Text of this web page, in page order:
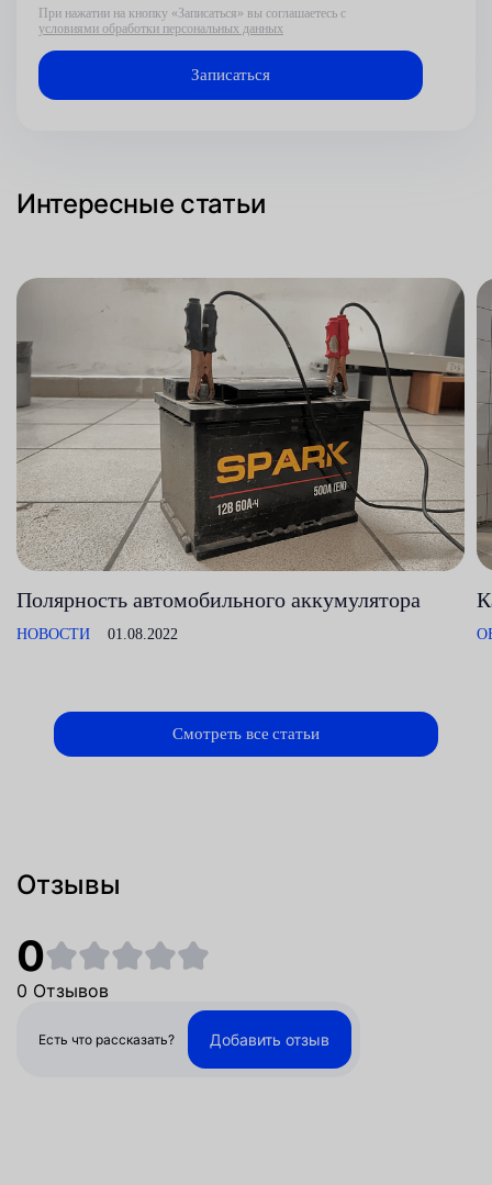
При нажатии на кнопку «Записаться» вы соглашаетесь с
условиями обработки персональных данных
Интересные статьи
Полярность автомобильного аккумулятора
НОВОСТИ 01.08.2022
Смотреть все статьи
Отзывы
0
0 Отзывов
Есть что рассказать? Добавить отзыв